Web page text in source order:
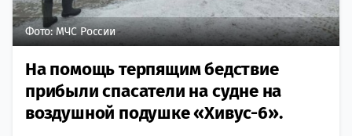
Фото: МЧС России
На помощь терпящим бедствие
прибыли спасатели на судне на
воздушной подушке «Хивус-6».